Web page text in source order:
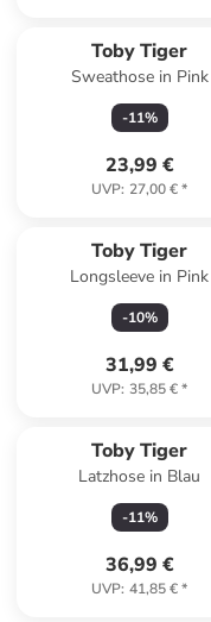
Toby Tiger
Sweathose in Pink
-11%
23,99 €
UVP: 27,00 €*
Toby Tiger
Longsleeve in Pink
-10%
31,99 €
UVP: 35,85 €*
Toby Tiger
Latzhose in Blau
-11%
36,99 €
UVP: 41,85 €*